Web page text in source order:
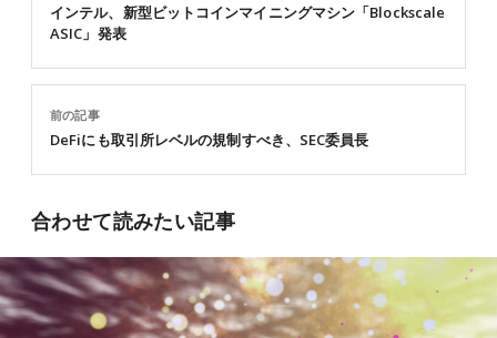
前の記事
DeFiにも取引所レベルの規制すべき、SEC委員長
インテル、新型ビットコインマイニングマシン「Blockscale
ASIC」発表
合わせて読みたい記事